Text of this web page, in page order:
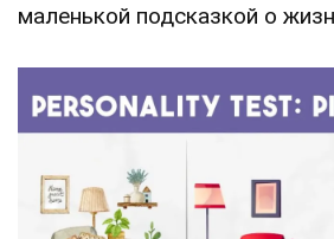
маленькой подсказкой о